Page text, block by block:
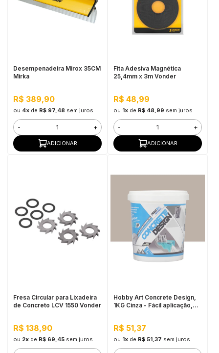
Desempenadeira Mirox 35CM
Mirka
R$ 389,90
ou 4xde R$ 97,48 sem juros
- +
ADICIONAR
Fita Adesiva Magnética
25,4mm x 3m Vonder
R$ 48,99
ou 1xde R$ 48,99 sem juros
- +
ADICIONAR
Fresa Circular para Lixadeira
de Concreto LCV 1550 Vonder
R$ 138,90
ou 2xde R$ 69,45 sem juros
Hobby Art Concrete Design,
1KG Cinza - Fácil aplicação,
R$ 51,37
ou 1xde R$ 51,37 sem juros